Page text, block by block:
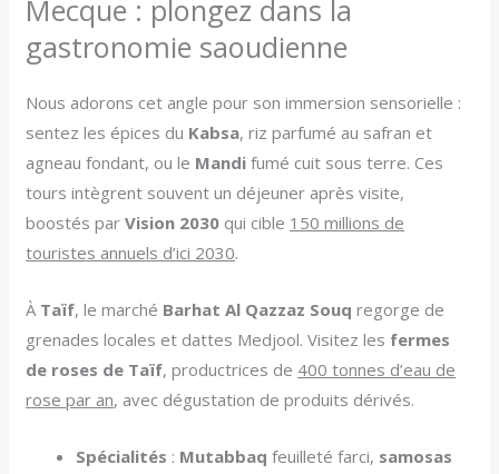
Mecque : plongez dans la
gastronomie saoudienne
Nous adorons cet angle pour son immersion sensorielle :
sentez les épices du Kabsa, riz parfumé au safran et
agneau fondant, ou le Mandi fumé cuit sous terre. Ces
tours intègrent souvent un déjeuner après visite,
boostés parVision 2030 qui cible 150 millions de
touristes annuels d’ici 2030.
À Taïf, le marché Barhat Al Qazzaz Souq regorge de
grenades locales et dattes Medjool. Visitez les fermes
de roses de Taïf, productrices de 400 tonnes d’eau de
rose par an, avec dégustation de produits dérivés.
Spécialités : Mutabbaq feuilleté farci, samosas